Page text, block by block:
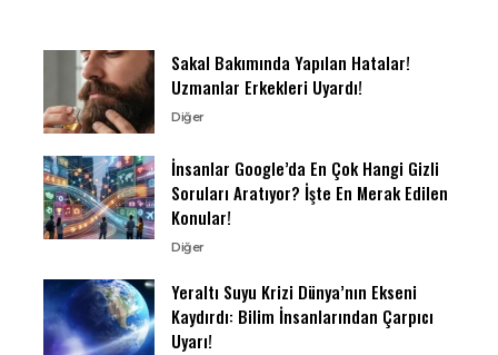
Sakal Bakımında Yapılan Hatalar!
Uzmanlar Erkekleri Uyardı!
Diğer
İnsanlar Google’da En Çok Hangi Gizli
Soruları Aratıyor? İşte En Merak Edilen
Konular!
Diğer
Yeraltı Suyu Krizi Dünya’nın Ekseni
Kaydırdı: Bilim İnsanlarından Çarpıcı
Uyarı!